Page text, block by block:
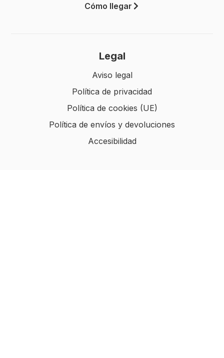
Cómo llegar
Legal
Aviso legal
Política de privacidad
Política de cookies (UE)
Política de envíos y devoluciones
Accesibilidad